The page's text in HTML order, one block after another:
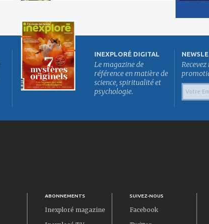
INEXPLORÉ DIGITAL
Le magazine de
référence en matière de
science, spiritualité et
psychologie.
ABONNEMENTS
Inexploré magazine
SUIVEZ-NOUS
Facebook